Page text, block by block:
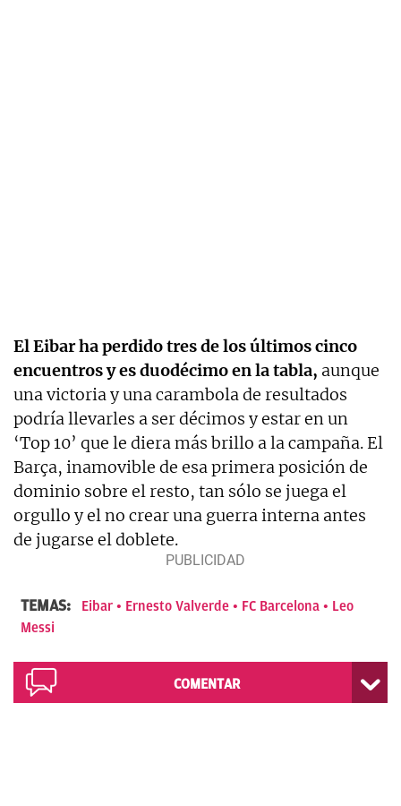
El Eibar ha perdido tres de los últimos cinco
encuentros y es duodécimo en la tabla, aunque
una victoria y una carambola de resultados
podría llevarles a ser décimos y estar en un
‘Top 10’ que le diera más brillo a la campaña. El
Barça, inamovible de esa primera posición de
dominio sobre el resto, tan sólo se juega el
orgullo y el no crear una guerra interna antes
de jugarse el doblete.
TEMAS: Eibar Ernesto Valverde FC Barcelona
Leo
Messi
COMENTAR